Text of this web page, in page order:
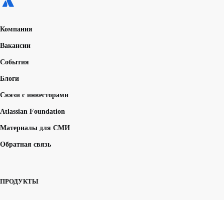
Компания
Вакансии
События
Блоги
Связи с инвесторами
Atlassian Foundation
Материалы для СМИ
Обратная связь
ПРОДУКТЫ